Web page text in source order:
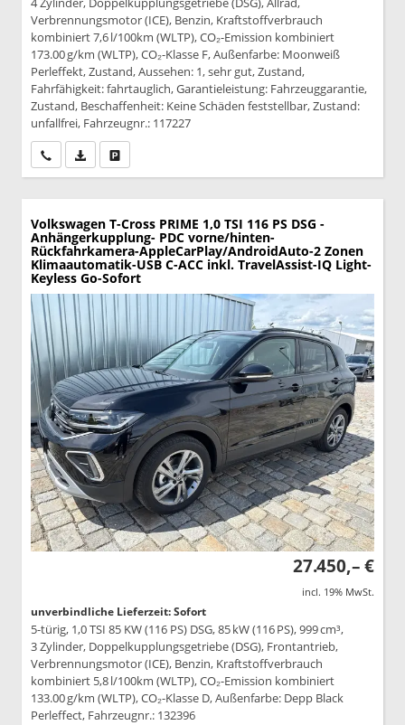
Verbrennungsmotor (ICE), Benzin, Kraftstoffverbrauch
kombiniert 7,6 l/100km (WLTP), CO₂-Emission kombiniert
173.00 g/km (WLTP), CO₂-Klasse F, Außenfarbe: Moonweiß
Perleffekt, Zustand, Aussehen: 1, sehr gut, Zustand,
Fahrfähigkeit: fahrtauglich, Garantieleistung: Fahrzeuggarantie,
Zustand, Beschaffenheit: Keine Schäden feststellbar, Zustand:
unfallfrei, Fahrzeugnr.: 117227
Wir rufen Sie anPDF-Datei, Fahrzeugexposé drucken
Volkswagen T-Cross PRIME 1,0 TSI 116 PS DSG -
Anhängerkupplung- PDC vorne/hinten-
Rückfahrkamera-AppleCarPlay/AndroidAuto-2 Zonen
Klimaautomatik-USB C-ACC inkl. TravelAssist-IQ Light-
Keyless Go-Sofort
27.450,– €
incl. 19% MwSt.
unverbindliche Lieferzeit: Sofort
5-türig, 1,0 TSI 85 KW (116 PS) DSG, 85 kW (116 PS), 999 cm³,
3 Zylinder, Doppelkupplungsgetriebe (DSG), Frontantrieb,
Verbrennungsmotor (ICE), Benzin, Kraftstoffverbrauch
kombiniert 5,8 l/100km (WLTP), CO₂-Emission kombiniert
133.00 g/km (WLTP), CO₂-Klasse D, Außenfarbe: Depp Black
Perleffect, Fahrzeugnr.: 132396